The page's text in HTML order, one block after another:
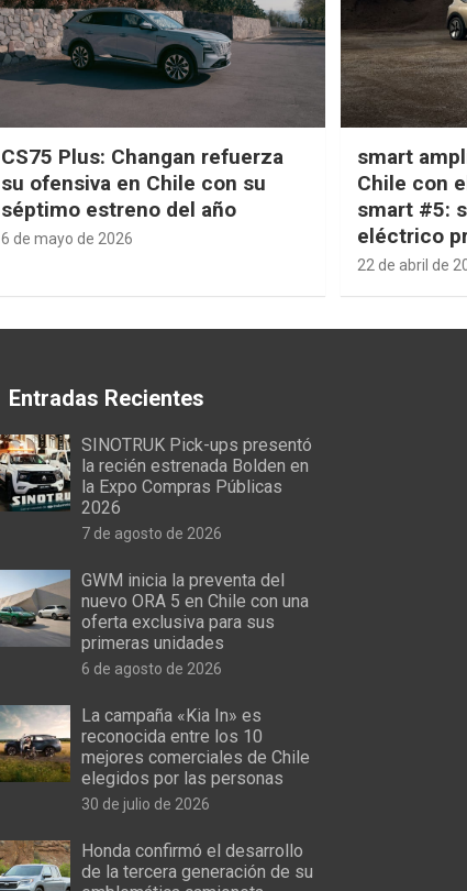
CS75 Plus: Changan refuerza
su ofensiva en Chile con su
séptimo estreno del año
6 de mayo de 2026
smart
Chile con
smart #5:
eléctrico
22 de abril de
Entradas Recientes
SINOTRUK Pick-ups presentó
la recién estrenada Bolden en
la Expo Compras Públicas
2026
7 de agosto de 2026
GWM inicia la preventa del
nuevo ORA 5 en Chile con una
oferta exclusiva para sus
primeras unidades
6 de agosto de 2026
La campaña «Kia In» es
reconocida entre los 10
mejores comerciales de Chile
elegidos por las personas
30 de julio de 2026
Honda confirmó el desarrollo
de la tercera generación de su